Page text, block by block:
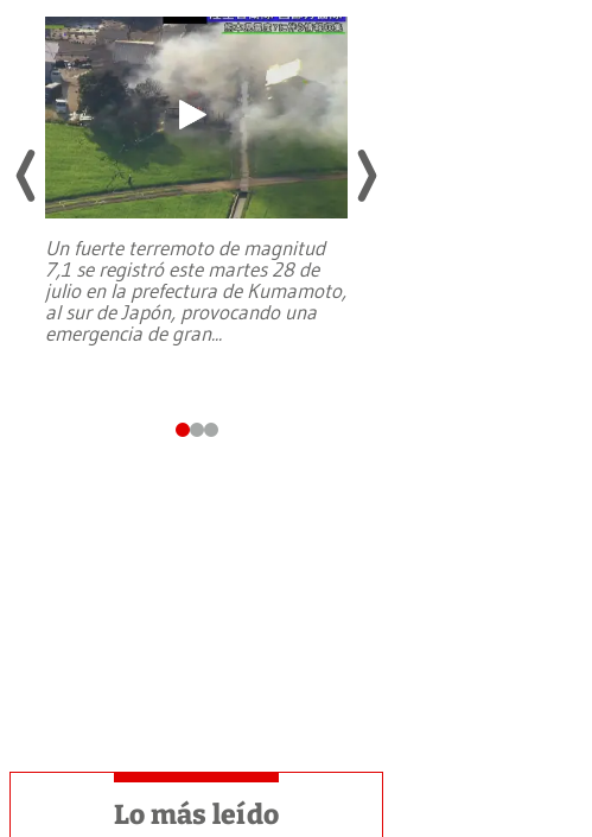
Un fuerte terremoto de magnitud
7,1 se registró este martes 28 de
julio en la prefectura de Kumamoto,
al sur de Japón, provocando una
emergencia de gran...
Lo más leído